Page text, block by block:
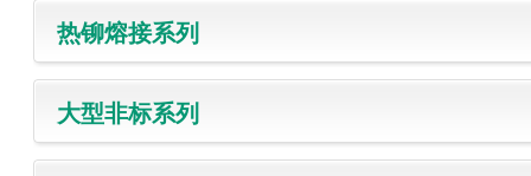
热铆熔接系列
大型非标系列